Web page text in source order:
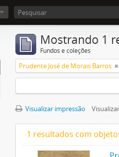
Mostrando 1
Fundos e coleções
Prudente José de Morais Barros
Visualizar impressão
1 resultados com